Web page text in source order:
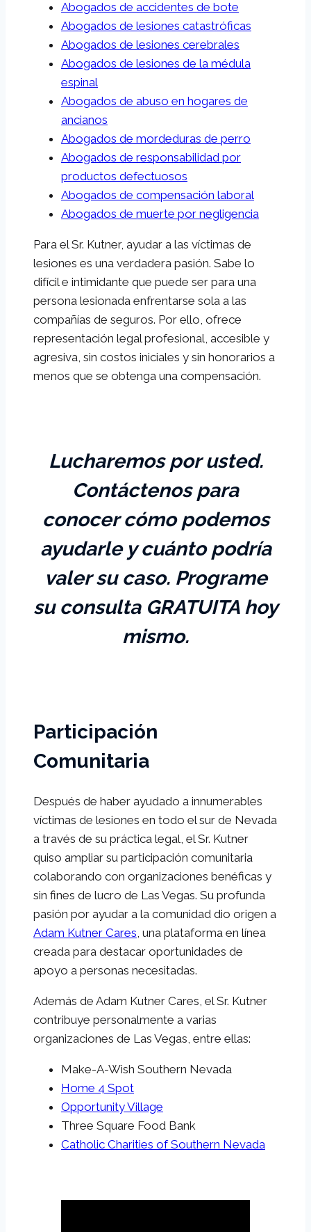
Abogados de accidentes de bote
Abogados de lesiones catastróficas
Abogados de lesiones cerebrales
Abogados de lesiones de la médula
espinal
Abogados de abuso en hogares de
ancianos
Abogados de mordeduras de perro
Abogados de responsabilidad por
productos defectuosos
Abogados de compensación laboral
Abogados de muerte por negligencia
Para el Sr. Kutner, ayudar a las víctimas de
lesiones es una verdadera pasión. Sabe lo
difícil e intimidante que puede ser para una
persona lesionada enfrentarse sola a las
compañías de seguros. Por ello, ofrece
representación legal profesional, accesible y
agresiva, sin costos iniciales y sin honorarios a
menos que se obtenga una compensación.
Lucharemos por usted.
Contáctenos para
conocer cómo podemos
ayudarle y cuánto podría
valer su caso. Programe
su consulta GRATUITA hoy
mismo.
Participación
Comunitaria
Después de haber ayudado a innumerables
víctimas de lesiones en todo el sur de Nevada
a través de su práctica legal, el Sr. Kutner
quiso ampliar su participación comunitaria
colaborando con organizaciones benéficas y
sin fines de lucro de Las Vegas. Su profunda
pasión por ayudar a la comunidad dio origen a
Adam Kutner Cares, una plataforma en línea
creada para destacar oportunidades de
apoyo a personas necesitadas.
Además de Adam Kutner Cares, el Sr. Kutner
contribuye personalmente a varias
organizaciones de Las Vegas, entre ellas:
Make-A-Wish Southern Nevada
Home 4 Spot
Opportunity Village
Three Square Food Bank
Catholic Charities of Southern Nevada